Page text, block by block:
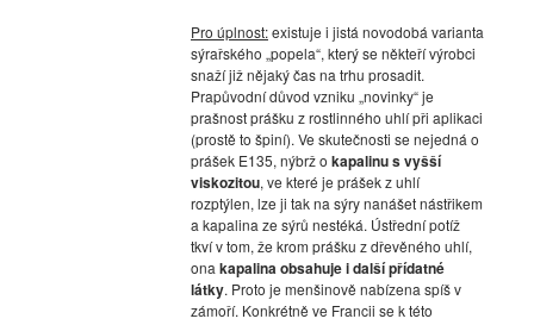
Pro úplnost:existuje i jistá novodobá varianta
sýrařského „popela“, který se někteří výrobci
snaží již nějaký čas na trhu prosadit.
Prapůvodní důvod vzniku „novinky“ je
prašnost prášku z rostlinného uhlí při aplikaci
(prostě to špiní). Ve skutečnosti se nejedná o
prášek E135, nýbrž o kapalinu s vyšší
viskozitou, ve které je prášek z uhlí
rozptýlen, lze ji tak na sýry nanášet nástřikem
a kapalina ze sýrů nestéká. Ústřední potíž
tkví v tom, že krom prášku z dřevěného uhlí,
ona kapalina obsahuje i další přídatné
látky. Proto je menšinově nabízena spíš v
zámoří. Konkrétně ve Francii se k této